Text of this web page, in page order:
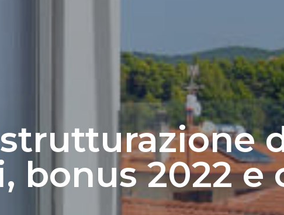
bonus 2022 e